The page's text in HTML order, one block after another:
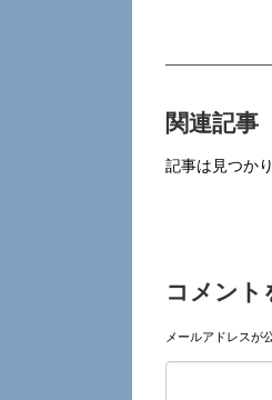
関連記事
記事は見つか
コメント
メールアドレスが